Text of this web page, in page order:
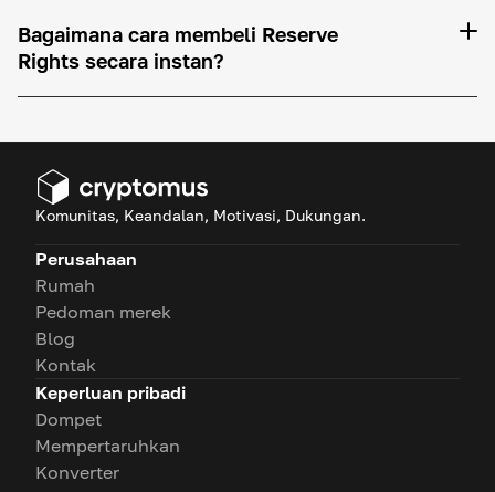
Bagaimana cara membeli Reserve
Rights secara instan?
Komunitas, Keandalan, Motivasi, Dukungan.
Perusahaan
Rumah
Pedoman merek
Blog
Kontak
Keperluan pribadi
Dompet
Mempertaruhkan
Konverter